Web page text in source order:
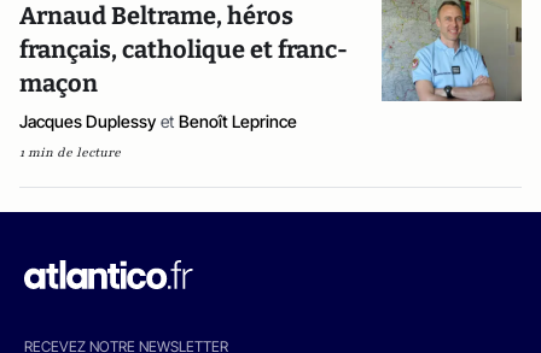
Arnaud Beltrame, héros
français, catholique et franc-
maçon
Jacques Duplessy et Benoît Leprince
1 min de lecture
RECEVEZ NOTRE NEWSLETTER